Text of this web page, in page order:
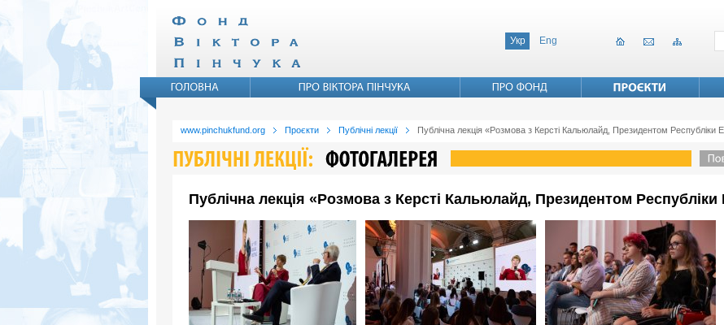
Укр Eng
www.pinchukfund.org Проєкти Публічні лекції Публічна лекція «Розмова з Керсті Кальюлайд, Президентом Республіки
Публічна лекція «Розмова з Керсті Кальюлайд, Президентом Республіки